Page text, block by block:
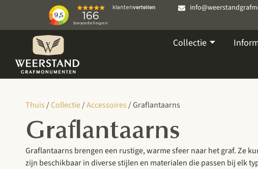
Collectie
Thuis/ Collectie/Accessoires/ Graflantaarns
Graflantaarns
Graflantaarns brengen een rustige, warme sfeer naar het graf. Ze
zijn beschikbaar in diverse stijlen en materialen die passen bij elk